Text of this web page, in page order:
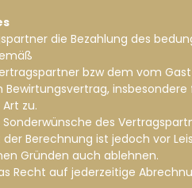
die Bezahlung des
bzw dem vom
Bewirtungsvertrag,
zu.
Sonderwünsche des
Berechnung ist jedoch vor
Gründen auch ablehnen.
Recht auf jederzeitige